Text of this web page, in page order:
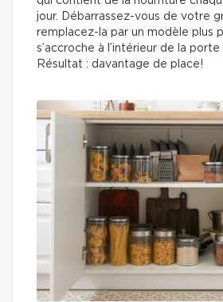
jour. Débarrassez-vous de votre
remplacez-la par un modèle plus
s’accroche à l’intérieur de la porte
Résultat : davantage de place!